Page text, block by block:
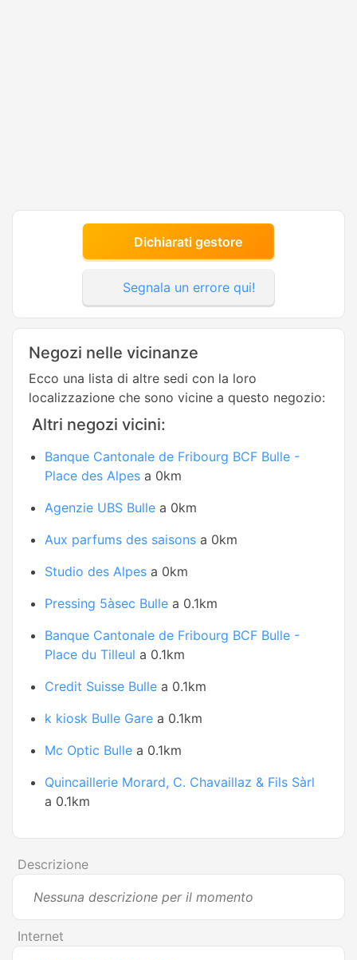
Dichiarati gestore
Segnala un errore qui!
Negozi nelle vicinanze
Ecco una lista di altre sedi con la loro
localizzazione che sono vicine a questo negozio:
Altri negozi vicini:
Banque Cantonale de Fribourg BCF Bulle -
Place des Alpes a 0km
Agenzie UBS Bulle a 0km
Aux parfums des saisons a 0km
Studio des Alpes a 0km
Pressing 5àsec Bulle a 0.1km
Banque Cantonale de Fribourg BCF Bulle -
Place du Tilleul a 0.1km
Credit Suisse Bulle a 0.1km
k kiosk Bulle Gare a 0.1km
Mc Optic Bulle a 0.1km
Quincaillerie Morard, C. Chavaillaz & Fils Sàrl
a 0.1km
Descrizione
Nessuna descrizione per il momento
Internet